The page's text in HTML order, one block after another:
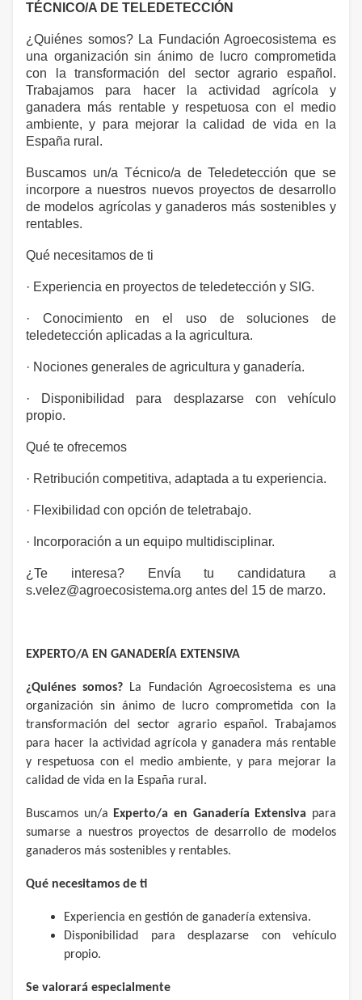
TÉCNICO/A DE TELEDETECCIÓN
¿Quiénes somos? La Fundación Agroecosistema es
una organización sin ánimo de lucro comprometida
con la transformación del sector agrario español.
Trabajamos para hacer la actividad agrícola y
ganadera más rentable y respetuosa con el medio
ambiente, y para mejorar la calidad de vida en la
España rural.
Buscamos un/a Técnico/a de Teledetección que se
incorpore a nuestros nuevos proyectos de desarrollo
de modelos agrícolas y ganaderos más sostenibles y
rentables.
Qué necesitamos de ti
· Experiencia en proyectos de teledetección y SIG.
· Conocimiento en el uso de soluciones de
teledetección aplicadas a la agricultura.
· Nociones generales de agricultura y ganadería.
· Disponibilidad para desplazarse con vehículo
propio.
Qué te ofrecemos
· Retribución competitiva, adaptada a tu experiencia.
· Flexibilidad con opción de teletrabajo.
· Incorporación a un equipo multidisciplinar.
¿Te interesa? Envía tu candidatura a
s.velez@agroecosistema.org antes del 15 de marzo.
EXPERTO/A EN GANADERÍA EXTENSIVA
¿Quiénes somos? La Fundación Agroecosistema es una
organización sin ánimo de lucro comprometida con la
transformación del sector agrario español. Trabajamos
para hacer la actividad agrícola y ganadera más rentable
y respetuosa con el medio ambiente, y para mejorar la
calidad de vida en la España rural.
Buscamos un/a Experto/a en Ganadería Extensiva para
sumarse a nuestros proyectos de desarrollo de modelos
ganaderos más sostenibles y rentables.
Qué necesitamos de ti
Experiencia en gestión de ganadería extensiva.
Disponibilidad para desplazarse con vehículo
propio.
Se valorará especialmente